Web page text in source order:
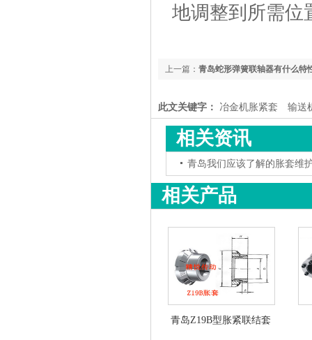
地调整到所需位
上一篇： 青岛蛇形弹簧联轴器有什么特
此文关键字： 冶金机胀紧套 输送
相关资讯
青岛我们应该了解的胀套维
相关产品
青岛Z19B型胀紧联结套